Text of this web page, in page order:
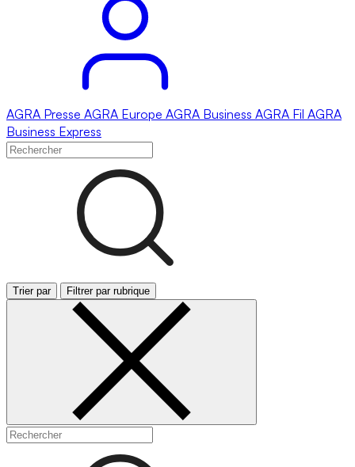
AGRA Presse AGRA Europe AGRA Business AGRA Fil AGRA
Business Express
Trier par Filtrer par rubrique